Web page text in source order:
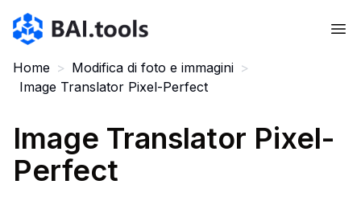
Bai.tools
Home > Modifica di foto e immagini >
Image Translator Pixel-Perfect
Image Translator Pixel-
Perfect